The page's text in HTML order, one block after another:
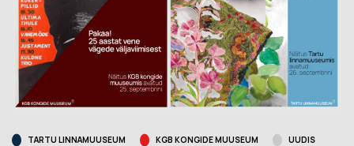
TARTU LINNAMUUSEUM KGB KONGIDE MUUSEUM UUDIS